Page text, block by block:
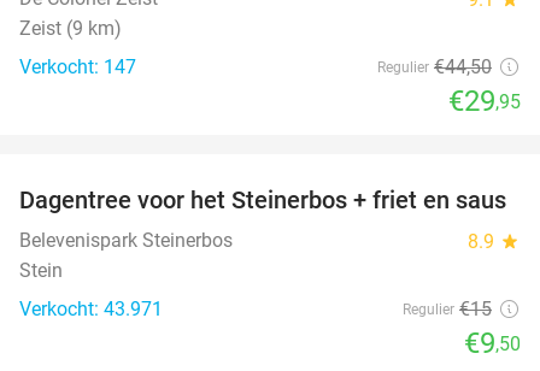
Zeist (9 km)
Verkocht: 147
Regulier €44,50
€29,95
37%
Dagentree voor het Steinerbos + friet en saus
Belevenispark Steinerbos 8.9 star
Stein
Verkocht: 43.971
Regulier €15
€9,50